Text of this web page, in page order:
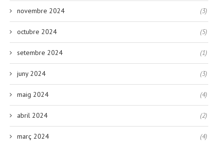
novembre 2024 (3)
octubre 2024 (5)
setembre 2024 (1)
juny 2024 (3)
maig 2024 (4)
abril 2024 (2)
març 2024 (4)